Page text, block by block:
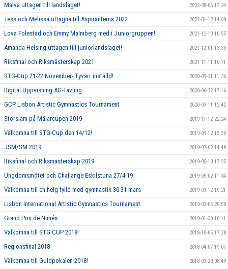
Malva uttagen till landslaget! 2022-08-06 17:24
Tess och Melissa uttagna till Aspiranterna 2022 2022-01-12 14:09
Lova Folestad och Emmy Malmberg med i Juniorgruppen! 2021-12-10 10:55
Amanda Helsing uttagen till juniorlandslaget! 2021-12-01 13:33
Riksfinal och Riksmästerskap 2021 2021-11-11 10:11
STG-Cup 21-22 November- Tyvärr inställd! 2020-09-21 11:36
Digital Uppvisning AG-Tävling 2020-06-22 17:16
GCP Lisbon Artistic Gymnastics Tournament 2020-03-11 12:42
Storslam på Mälarcupen 2019 2019-11-12 22:24
Välkomna till STG-Cup den 14/12! 2019-09-12 15:30
JSM/SM 2019 2019-07-02 14:48
Riksfinal och Riksmästerskap 2019 2019-05-13 17:25
Ungdomsmötet och Challange Eskilstuna 27/4-19 2019-05-02 11:34
Välkomna till en helg fylld med gymnastik 30-31 mars 2019-03-12 19:21
Lisbon International Artistic Gymnastics Tournament 2019-03-05 20:50
Grand Prix de Nimés 2019-01-30 10:11
Välkomna till STG CUP 2018! 2018-10-05 17:28
Regionsfinal 2018 2018-04-07 19:07
Välkomna till Guldpokalen 2018! 2018-03-20 08:49